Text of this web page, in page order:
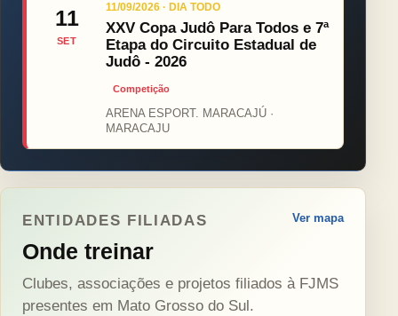
11
SET
11/09/2026 · DIA TODO
XXV Copa Judô Para Todos e 7ª
Etapa do Circuito Estadual de
Judô - 2026
Competição
ARENA ESPORT. MARACAJÚ ·
MARACAJU
ENTIDADES FILIADAS
Onde treinar
Ver mapa
Clubes, associações e projetos filiados à FJMS
presentes em Mato Grosso do Sul.